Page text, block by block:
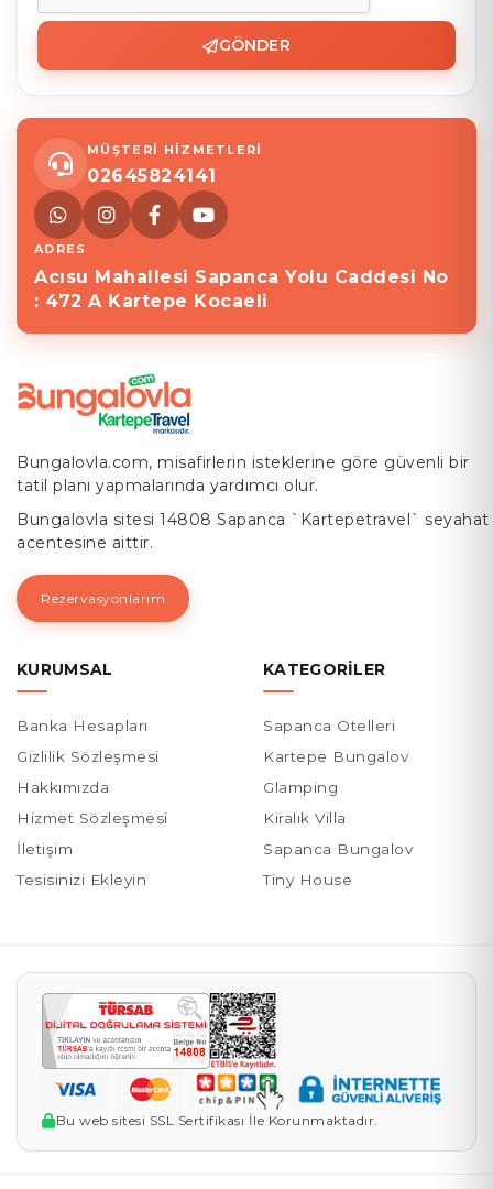
GÖNDER
MÜŞTERİ HİZMETLERİ
02645824141
ADRES
Acısu Mahallesi Sapanca Yolu Caddesi No
: 472 A Kartepe Kocaeli
Bungalovla.com, misafirlerin isteklerine göre güvenli bir
tatil planı yapmalarında yardımcı olur.
Bungalovla sitesi 14808 Sapanca `Kartepetravel` seyahat
acentesine aittir.
Rezervasyonlarım
KURUMSAL
Banka Hesapları
Gizlilik Sözleşmesi
Hakkımızda
Hizmet Sözleşmesi
İletişim
Tesisinizi Ekleyin
KATEGORILER
Sapanca Otelleri
Kartepe Bungalov
Glamping
Kiralık Villa
Sapanca Bungalov
Tiny House
Bu web sitesi SSL Sertifikası İle Korunmaktadır.